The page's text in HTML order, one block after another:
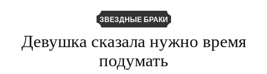
ЗВЕЗДНЫЕ БРАКИ
Девушка сказала нужно время
подумать